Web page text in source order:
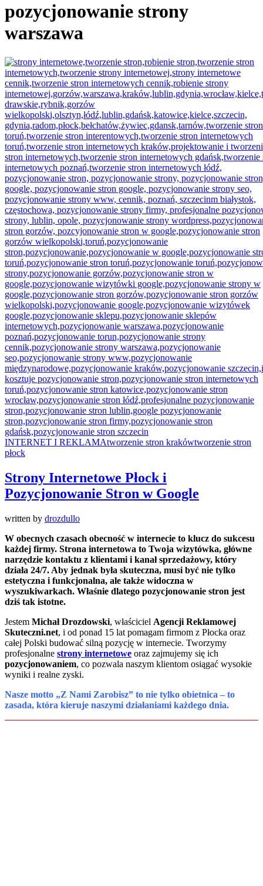
pozycjonowanie strony
warszawa
INTERNET I REKLAMAtworzenie stron krakówtworzenie stron
płock
Strony Internetowe Płock i
Pozycjonowanie Stron w Google
written by drozdullo
W obecnych czasach obecność w internecie to klucz do sukcesu
każdej firmy. Strona internetowa to Twoja wizytówka, główne
narzędzie kontaktu z klientami i kanał sprzedażowy, który
działa 24/7. Aby jednak była skuteczna, musi być nie tylko
estetyczna i funkcjonalna, ale także widoczna w
wyszukiwarkach. Właśnie dlatego pozycjonowanie stron jest
dziś tak istotne.
Jestem Michał Drozdowski, właściciel Agencji Reklamowej
Skuteczni.net, i od ponad 15 lat pomagam firmom z Płocka oraz
całej Polski budować silną pozycję w internecie. Tworzymy
profesjonalne strony internetowe oraz zajmujemy się ich
pozycjonowaniem, co pozwala naszym klientom osiągać wysokie
wyniki i realne zyski.
Nasze motto „Z Nami Zarobisz” to nie tylko obietnica – to
zasada, która kieruje naszymi działaniami każdego dnia.